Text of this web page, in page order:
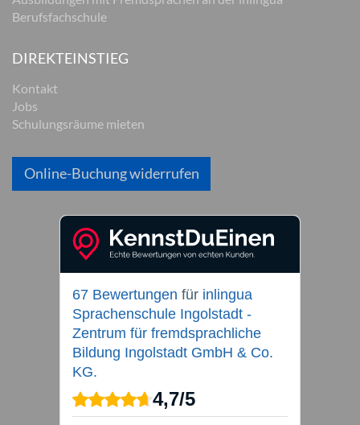
Berufsfachschule
DIREKTEINSTIEG
Kontakt
Jobs
Schulungsräume mieten
Online-Buchung widerrufen
67 Bewertungen für inlingua
Sprachenschule Ingolstadt -
Zentrum für fremdsprachliche
Bildung Ingolstadt GmbH & Co.
KG.
4,7/5